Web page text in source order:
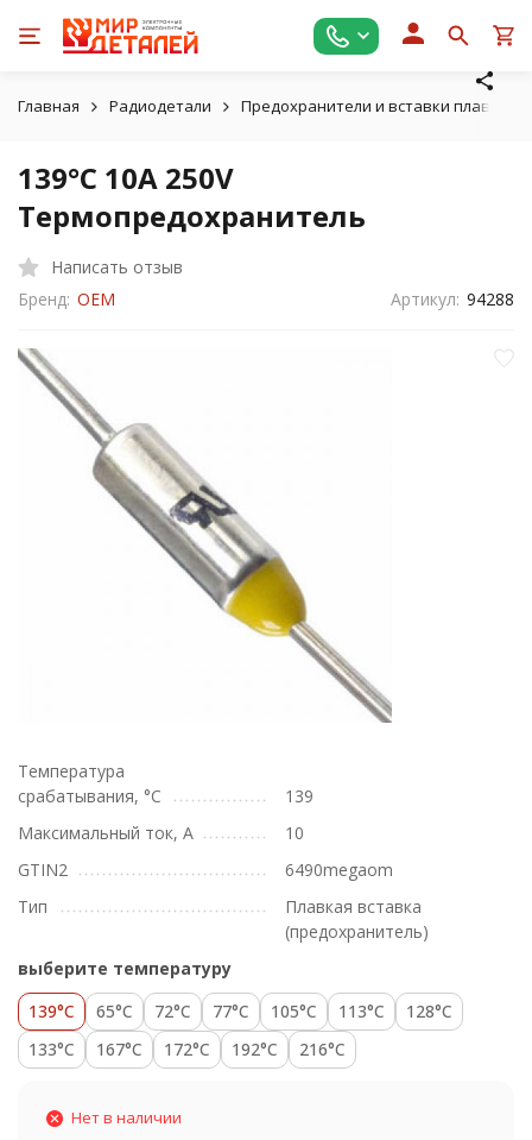
Главная Радиодетали Предохранители и вставки плавкие
139°C 10A 250V
Термопредохранитель
Написать отзыв
Бренд: OEM Артикул: 94288
Температура
срабатывания, °C
139
Максимальный ток, А
10
GTIN2
6490megaom
Тип
Плавкая вставка
(предохранитель)
выберите температуру
139°C
65°C 72°C 77°C 105°C 113°C
128°C
133°C
167°C 172°C 192°C 216°C
Нет в наличии